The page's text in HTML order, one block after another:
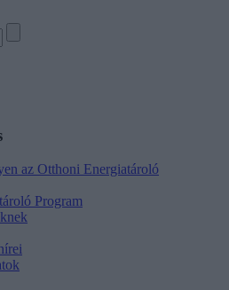
az Otthoni Energiatároló
Program